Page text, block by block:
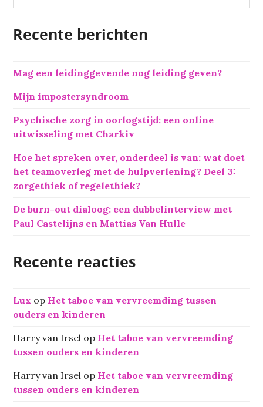
e
e
a
a
:
Recente berichten
Mag een leidinggevende nog leiding geven?
Mijn impostersyndroom
Psychische zorg in oorlogstijd: een online
uitwisseling met Charkiv
Hoe het spreken over, onderdeel is van: wat doet
het teamoverleg met de hulpverlening? Deel 3:
zorgethiek of regelethiek?
De burn-out dialoog: een dubbelinterview met
Paul Castelijns en Mattias Van Hulle
Recente reacties
Lux op Het taboe van vervreemding tussen
ouders en kinderen
Harry van Irsel op Het taboe van vervreemding
tussen ouders en kinderen
Harry van Irsel op Het taboe van vervreemding
tussen ouders en kinderen